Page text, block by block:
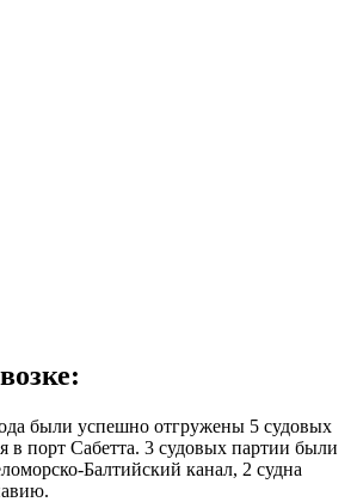
были успешно отгружены 5 судовых
в порт Сабетта. 3 судовых партии были
Балтийский канал, 2 судна